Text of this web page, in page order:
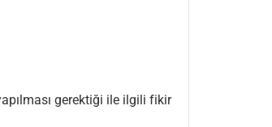
gerektiği ile ilgili fikir